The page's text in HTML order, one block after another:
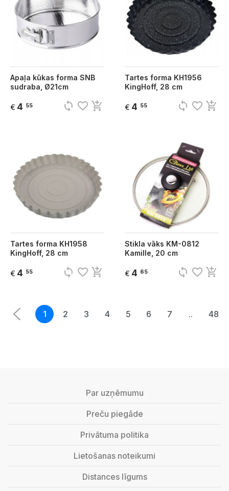
Apaļa kūkas forma SNB
sudraba, Ø21cm
€ 4 55 sync favorite_border add_shopping_cart
Tartes forma KH1956
KingHoff, 28 cm
€ 4 55 sync favorite_border add_shopping_cart
Tartes forma KH1958
KingHoff, 28 cm
€ 4 55 sync favorite_border add_shopping_cart
Stikla vāks KM-0812
Kamille, 20 cm
€ 4 65 sync favorite_border add_shopping_cart
1 2 3 4 5 6 7 .. 48
Par uzņēmumu
Preču piegāde
Privātuma politika
Lietošanas noteikumi
Distances līgums